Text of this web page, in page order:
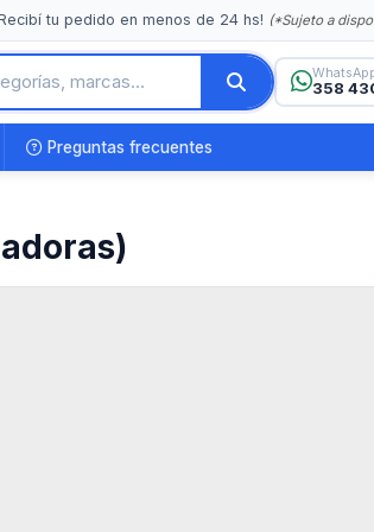
tu pedido en menos de 24 hs! (*Sujeto a
358
Preguntas frecuentes